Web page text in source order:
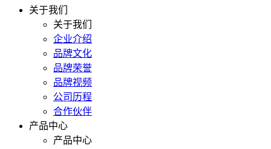
关于我们
关于我们
企业介绍
品牌文化
品牌荣誉
品牌视频
公司历程
合作伙伴
产品中心
产品中心